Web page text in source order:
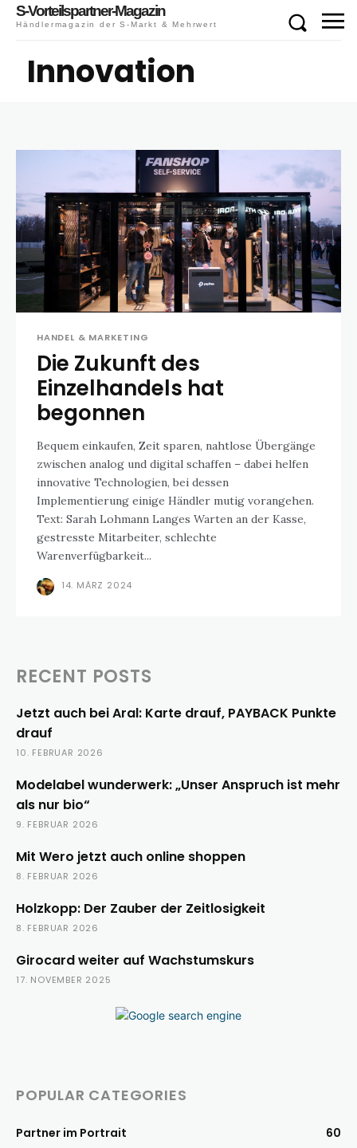
S-Vorteilspartner-Magazin
Händlermagazin der S-Markt & Mehrwert
Innovation
HANDEL & MARKETING
Die Zukunft des
Einzelhandels hat
begonnen
Bequem einkaufen, Zeit sparen, nahtlose Übergänge
zwischen analog und digital schaffen – dabei helfen
innovative Technologien, bei dessen
Implementierung einige Händler mutig vorangehen.
Text: Sarah Lohmann Langes Warten an der Kasse,
gestresste Mitarbeiter, schlechte
Warenverfügbarkeit...
14. MÄRZ 2024
RECENT POSTS
Jetzt auch bei Aral: Karte drauf, PAYBACK Punkte
drauf
10. FEBRUAR 2026
Modelabel wunderwerk: „Unser Anspruch ist mehr
als nur bio“
9. FEBRUAR 2026
Mit Wero jetzt auch online shoppen
8. FEBRUAR 2026
Holzkopp: Der Zauber der Zeitlosigkeit
8. FEBRUAR 2026
Girocard weiter auf Wachstumskurs
17. NOVEMBER 2025
POPULAR CATEGORIES
Partner im Portrait
60